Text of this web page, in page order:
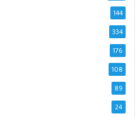
144
334
176
108
89
24